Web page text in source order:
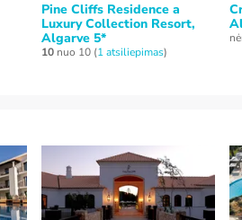
Pine Cliffs Residence a
Luxury Collection Resort,
Algarve 5*
10nuo 10 (1 atsiliepimas)